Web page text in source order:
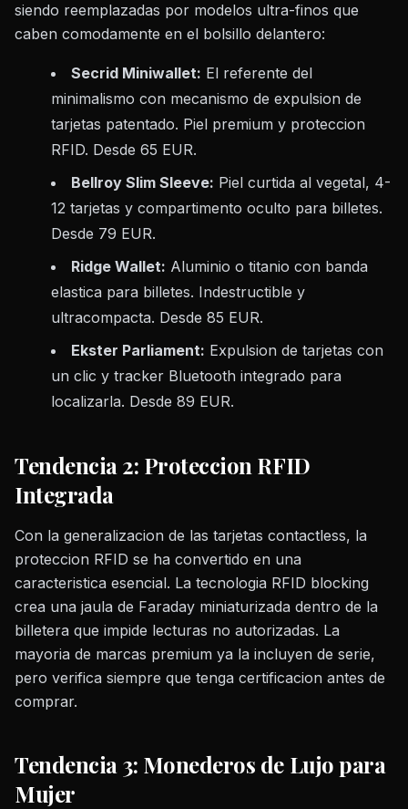
siendo reemplazadas por modelos ultra-finos que
caben comodamente en el bolsillo delantero:
Secrid Miniwallet: El referente del
minimalismo con mecanismo de expulsion de
tarjetas patentado. Piel premium y proteccion
RFID. Desde 65 EUR.
Bellroy Slim Sleeve: Piel curtida al vegetal, 4-
12 tarjetas y compartimento oculto para billetes.
Desde 79 EUR.
Ridge Wallet: Aluminio o titanio con banda
elastica para billetes. Indestructible y
ultracompacta. Desde 85 EUR.
Ekster Parliament: Expulsion de tarjetas con
un clic y tracker Bluetooth integrado para
localizarla. Desde 89 EUR.
Tendencia 2: Proteccion RFID
Integrada
Con la generalizacion de las tarjetas contactless, la
proteccion RFID se ha convertido en una
caracteristica esencial. La tecnologia RFID blocking
crea una jaula de Faraday miniaturizada dentro de la
billetera que impide lecturas no autorizadas. La
mayoria de marcas premium ya la incluyen de serie,
pero verifica siempre que tenga certificacion antes de
comprar.
Tendencia 3: Monederos de Lujo para
Mujer